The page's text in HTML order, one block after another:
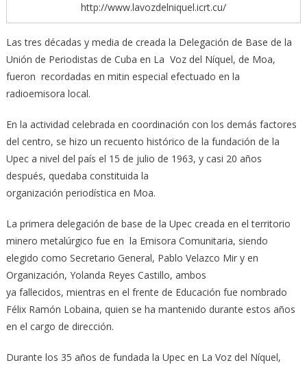
http://www.lavozdelniquel.icrt.cu/
Las tres décadas y media de creada la Delegación de Base de la
Unión de Periodistas de Cuba en La Voz del Níquel, de Moa,
fueron recordadas en mitin especial efectuado en la
radioemisora local.
En la actividad celebrada en coordinación con los demás factores
del centro, se hizo un recuento histórico de la fundación de la
Upec a nivel del país el 15 de julio de 1963, y casi 20 años
después, quedaba constituida la
organización periodística en Moa.
La primera delegación de base de la Upec creada en el territorio
minero metalúrgico fue en la Emisora Comunitaria, siendo
elegido como Secretario General, Pablo Velazco Mir y en
Organización, Yolanda Reyes Castillo, ambos
ya fallecidos, mientras en el frente de Educación fue nombrado
Félix Ramón Lobaina, quien se ha mantenido durante estos años
en el cargo de dirección.
Durante los 35 años de fundada la Upec en La Voz del Níquel,